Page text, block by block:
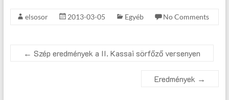
elsosor 2013-03-05 Egyéb No Comments
← Szép eredmények a II. Kassai sörfőző versenyen
Eredmények →